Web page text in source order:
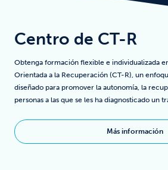
Centro de CT-R
Obtenga formación flexible e individualizada
Orientada a la Recuperación (CT-R), un
diseñado para promover la autonomía, la
personas a las que se les ha diagnosticado un
Más información